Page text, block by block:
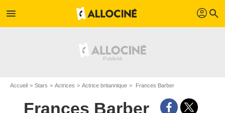
menu profil search
Accueil Stars Actrices Actrice britannique Frances Barber
Frances Barber